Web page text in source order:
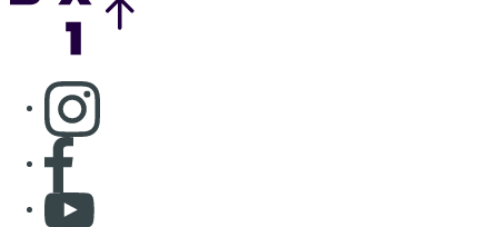
Consulter page Instagram
Consulter page Facebook
Consulter Youtube